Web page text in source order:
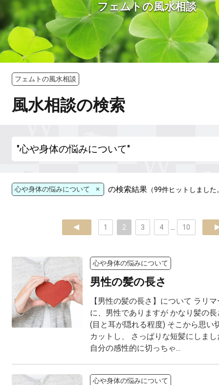
フェムトの風水相談
フェムトの風水相談
風水相談の検索
心や身体の悩みについて × の検索結果 （99件ヒットしました
prev 1 2 3 4 10
心や身体の悩みについて
男性の髪の長さ
【男性の髪の長さ】について ラリ
に、男性でありますが かなり髪の
(目と耳が隠れる程度) そこから思い
カットし、 さっぱりな短髪にしま
自分の感性的に切っちゃ...
心や身体の悩みについて